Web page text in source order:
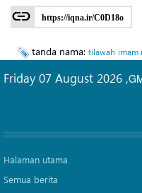
https://iqna.ir/C0D18o
tanda nama: tilawah imam
Friday 07 August 2026 ,
Halaman utama
Semua berita